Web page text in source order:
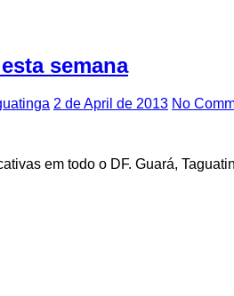
semana
2 de April de 2013 No
em todo o DF. Guará,